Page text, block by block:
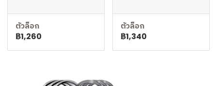
ตัวล็อก
฿1,260
ตัวล็อก
฿1,340